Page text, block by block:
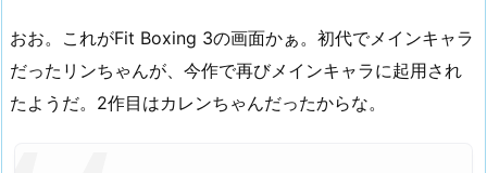
おお。これがFit Boxing 3の画面かぁ。初代でメインキャラ
だったリンちゃんが、今作で再びメインキャラに起用され
たようだ。2作目はカレンちゃんだったからな。